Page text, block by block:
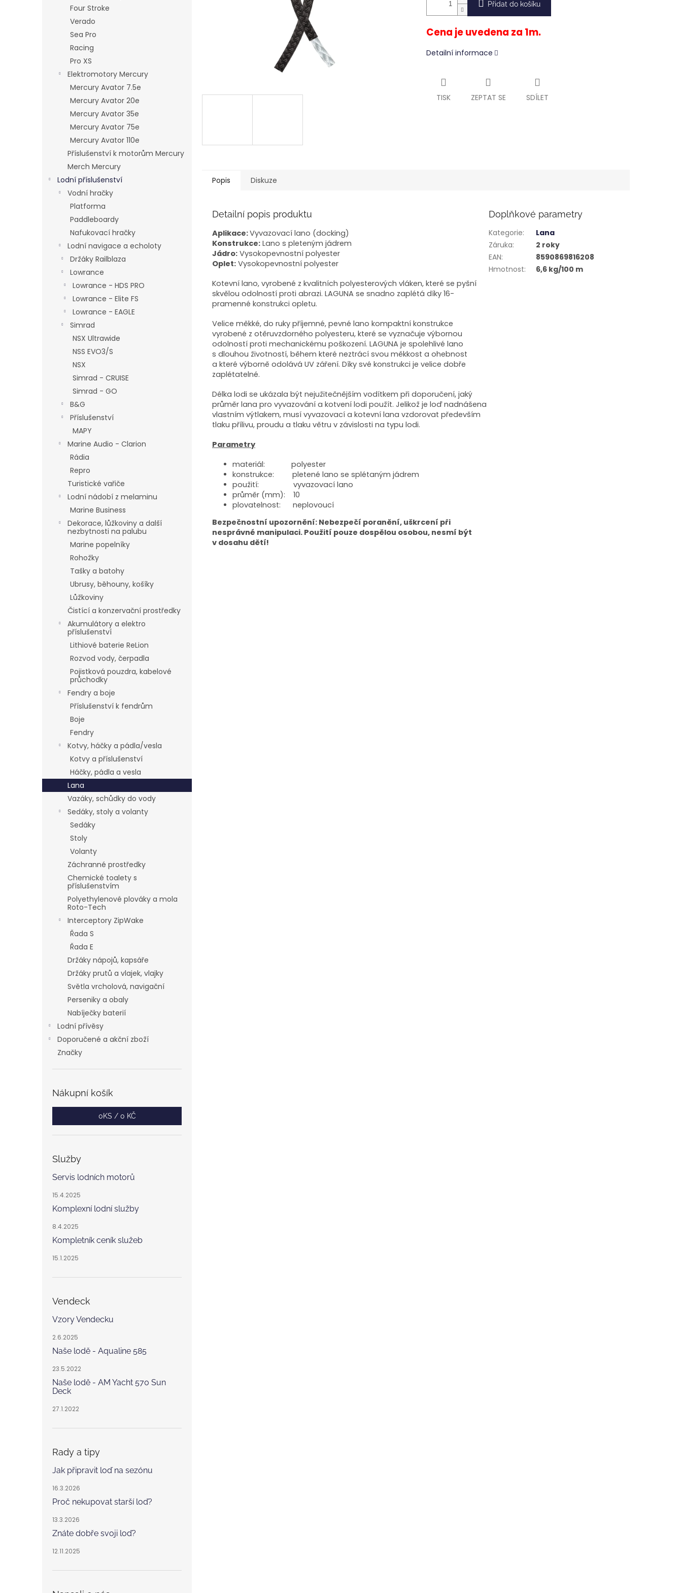
Four Stroke
Verado
Sea Pro
Racing
Pro XS
Elektromotory Mercury
Mercury Avator 7.5e
Mercury Avator 20e
Mercury Avator 35e
Mercury Avator 75e
Mercury Avator 110e
Příslušenství k motorům Mercury
Merch Mercury
Lodní příslušenství
Vodní hračky
Platforma
Paddleboardy
Nafukovací hračky
Lodní navigace a echoloty
Držáky Railblaza
Lowrance
Lowrance - HDS PRO
Lowrance - Elite FS
Lowrance - EAGLE
Simrad
NSX Ultrawide
NSS EVO3/S
NSX
Simrad - CRUISE
Simrad - GO
B&G
Příslušenství
MAPY
Marine Audio - Clarion
Rádia
Repro
Turistické vařiče
Lodní nádobí z melaminu
Marine Business
Dekorace, lůžkoviny a další
nezbytnosti na palubu
Marine popelníky
Rohožky
Tašky a batohy
Ubrusy, běhouny, košíky
Lůžkoviny
Čistící a konzervační prostředky
Akumulátory a elektro
příslušenství
Lithiové baterie ReLion
Rozvod vody, čerpadla
Pojistková pouzdra, kabelové
průchodky
Fendry a boje
Příslušenství k fendrům
Boje
Fendry
Kotvy, háčky a pádla/vesla
Kotvy a příslušenství
Háčky, pádla a vesla
Lana
Vazáky, schůdky do vody
Sedáky, stoly a volanty
Sedáky
Stoly
Volanty
Záchranné prostředky
Chemické toalety s
příslušenstvím
Polyethylenové plováky a mola
Roto-Tech
Interceptory ZipWake
Řada S
Řada E
Držáky nápojů, kapsáře
Držáky prutů a vlajek, vlajky
Světla vrcholová, navigační
Perseniky a obaly
Nabíječky baterií
Lodní přívěsy
Doporučené a akční zboží
Značky
Nákupní košík
0KS / 0 KČ
Služby
Servis lodních motorů
15.4.2025
Komplexní lodní služby
8.4.2025
Kompletník ceník služeb
15.1.2025
Vendeck
Vzory Vendecku
2.6.2025
Naše lodě - Aqualine 585
23.5.2022
Naše lodě - AM Yacht 570 Sun
Deck
27.1.2022
Rady a tipy
Jak připravit loď na sezónu
16.3.2026
Proč nekupovat starší loď?
13.3.2026
Znáte dobře svoji loď?
12.11.2025
Přidat do košíku
Cena je uvedena za 1m.
Detailní informace
TISK ZEPTAT SE SDÍLET
Popis Diskuze
Detailní popis produktu
Aplikace:Vyvazovací lano (docking)
Konstrukce: Lano s pleteným jádrem
Jádro: Vysokopevnostní polyester
Oplet: Vysokopevnostní polyester
Kotevní lano, vyrobené z kvalitních polyesterových vláken, které se pyšní
skvělou odolností proti abrazi. LAGUNA se snadno zaplétá díky 16-
pramenné konstrukci opletu.
Velice měkké, do ruky příjemné, pevné lano kompaktní konstrukce
vyrobené z otěruvzdorného polyesteru, které se vyznačuje výbornou
odolností proti mechanickému poškození. LAGUNA je spolehlivé lano
s dlouhou životností, během které neztrácí svou měkkost a ohebnost
a které výborně odolává UV záření. Díky své konstrukci je velice dobře
zaplétatelné.
Délka lodi se ukázala být nejužitečnějším vodítkem při doporučení, jaký
průměr lana pro vyvazování a kotvení lodi použít. Jelikož je loď nadnášena
vlastním výtlakem, musí vyvazovací a kotevní lana vzdorovat především
tlaku přílivu, proudu a tlaku větru v závislosti na typu lodi.
Parametry
materiál: polyester
konstrukce: pletené lano se splétaným jádrem
použití: vyvazovací lano
průměr (mm): 10
plovatelnost: neplovoucí
Bezpečnostní upozornění: Nebezpečí poranění, uškrcení při
nesprávné manipulaci. Použití pouze dospělou osobou, nesmí být
v dosahu dětí!
Doplňkové parametry
Kategorie:
Lana
Záruka:
2 roky
EAN:
8590869816208
Hmotnost: 6,6 kg/100 m